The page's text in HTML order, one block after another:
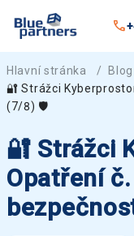
Hlavní stránka / Blog
🔐 Strážci
(7/8) 🛡️
🔐 Strážci
Opatření